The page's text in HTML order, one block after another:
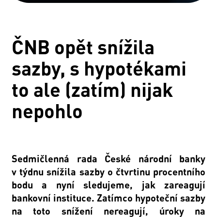
ČNB opět snížila
sazby, s hypotékami
to ale (zatím) nijak
nepohlo
Sedmičlenná rada České národní banky
v týdnu snížila sazby o čtvrtinu procentního
bodu a nyní sledujeme, jak zareagují
bankovní instituce. Zatímco hypoteční sazby
na toto snížení nereagují, úroky na